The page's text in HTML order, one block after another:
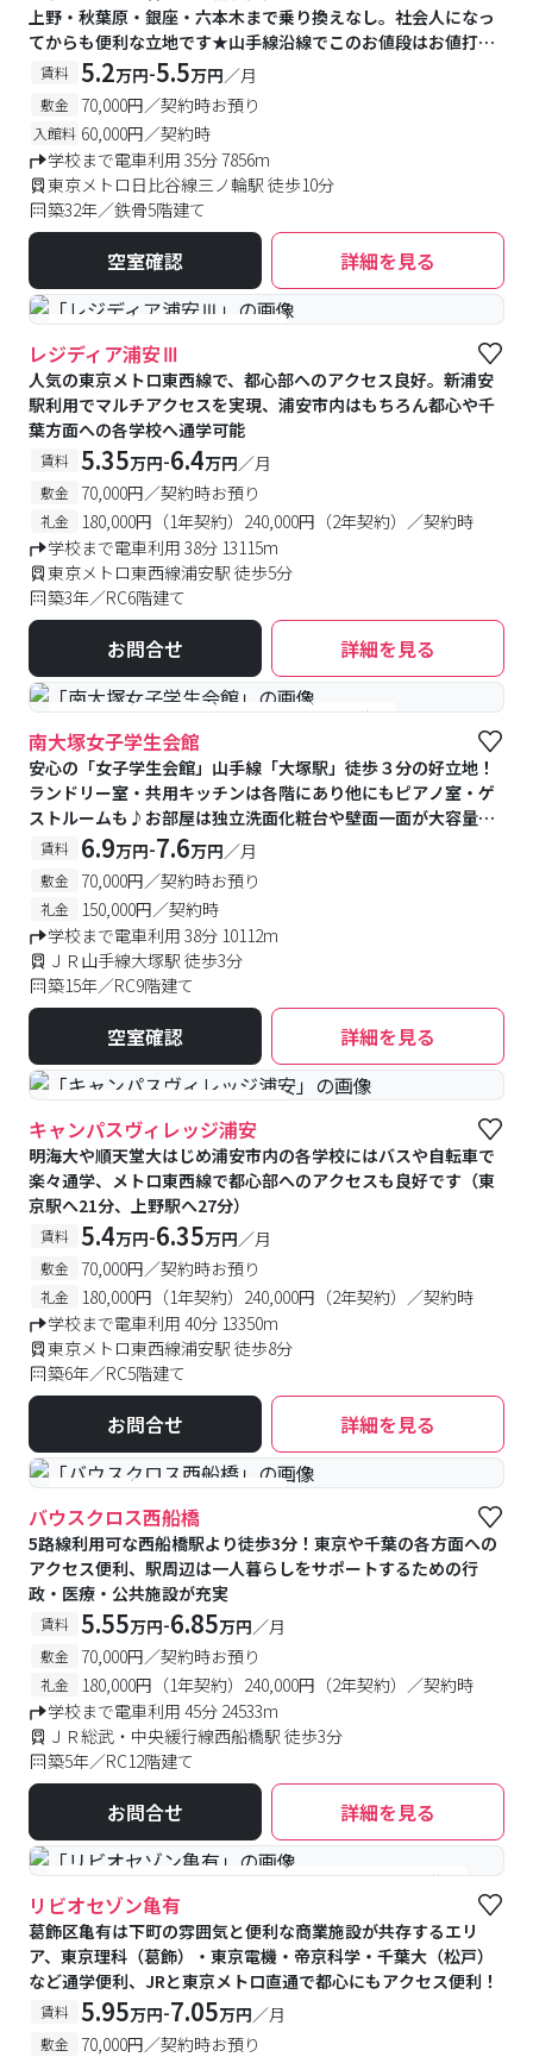
上野・秋葉原・銀座・六本木まで乗り換えなし。社会人になっ
てからも便利な立地です★山手線沿線でこのお値段はお値打ち
です♪無料バイク置場あり！
賃料 5.2万円-5.5万円／月
敷金 70,000円／契約時お預り
入館料 60,000円／契約時
学校まで電車利用 35分 7856m
東京メトロ日比谷線三ノ輪駅 徒歩10分
築32年／鉄骨5階建て
空室確認 詳細を見る
#食事付き #女性専用フロアあり
レジディア浦安Ⅲ
人気の東京メトロ東西線で、都心部へのアクセス良好。新浦安
駅利用でマルチアクセスを実現、浦安市内はもちろん都心や千
葉方面への各学校へ通学可能
賃料 5.35万円-6.4万円／月
敷金 70,000円／契約時お預り
礼金
180,000円（1年契約）240,000円（2年契約）／契約時
学校まで電車利用 38分 13115m
東京メトロ東西線浦安駅 徒歩5分
築3年／RC6階建て
お問合せ 詳細を見る
#食事付き #女性専用 #予約受付中 #空室待ち
南大塚女子学生会館
安心の「女子学生会館」山手線「大塚駅」徒歩３分の好立地！
ランドリー室・共用キッチンは各階にあり他にもピアノ室・ゲ
ストルームも♪お部屋は独立洗面化粧台や壁面一面が大容量の
収納棚もあり快適
賃料 6.9万円-7.6万円／月
敷金 70,000円／契約時お預り
礼金
150,000円／契約時
学校まで電車利用 38分 10112m
ＪＲ山手線大塚駅 徒歩3分
築15年／RC9階建て
空室確認 詳細を見る
#食事付き #女性専用フロアあり
キャンパスヴィレッジ浦安
明海大や順天堂大はじめ浦安市内の各学校にはバスや自転車で
楽々通学、メトロ東西線で都心部へのアクセスも良好です（東
京駅へ21分、上野駅へ27分）
賃料 5.4万円-6.35万円／月
敷金 70,000円／契約時お預り
礼金
180,000円（1年契約）240,000円（2年契約）／契約時
学校まで電車利用 40分 13350m
東京メトロ東西線浦安駅 徒歩8分
築6年／RC5階建て
お問合せ 詳細を見る
#食事付き #女性専用フロアあり
バウスクロス西船橋
5路線利用可な西船橋駅より徒歩3分！東京や千葉の各方面への
アクセス便利、駅周辺は一人暮らしをサポートするための行
政・医療・公共施設が充実
賃料 5.55万円-6.85万円／月
敷金 70,000円／契約時お預り
礼金
180,000円（1年契約）240,000円（2年契約）／契約時
学校まで電車利用 45分 24533m
ＪＲ総武・中央緩行線西船橋駅 徒歩3分
築5年／RC12階建て
お問合せ 詳細を見る
#食事付き #女性専用フロアあり #予約受付中 #空室待ち
リビオセゾン亀有
葛飾区亀有は下町の雰囲気と便利な商業施設が共存するエリ
ア、東京理科（葛飾）・東京電機・帝京科学・千葉大（松戸）
など通学便利、JRと東京メトロ直通で都心にもアクセス便利！
賃料 5.95万円-7.05万円／月
敷金 70,000円／契約時お預り